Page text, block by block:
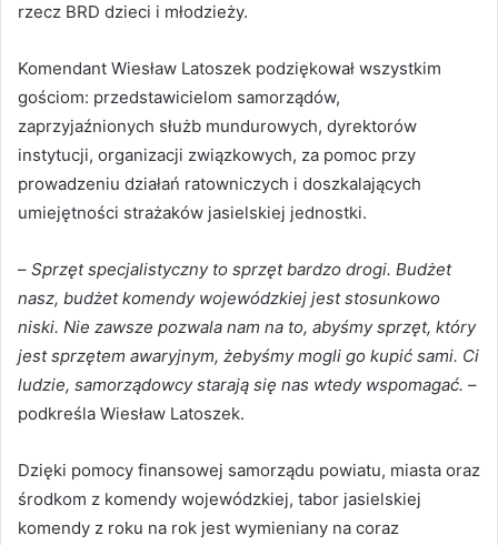
rzecz BRD dzieci i młodzieży.
Komendant Wiesław Latoszek podziękował wszystkim
gościom: przedstawicielom samorządów,
zaprzyjaźnionych służb mundurowych, dyrektorów
instytucji, organizacji związkowych, za pomoc przy
prowadzeniu działań ratowniczych i doszkalających
umiejętności strażaków jasielskiej jednostki.
– Sprzęt specjalistyczny to sprzęt bardzo drogi. Budżet
nasz, budżet komendy wojewódzkiej jest stosunkowo
niski. Nie zawsze pozwala nam na to, abyśmy sprzęt, który
jest sprzętem awaryjnym, żebyśmy mogli go kupić sami. Ci
ludzie, samorządowcy starają się nas wtedy wspomagać. –
podkreśla Wiesław Latoszek.
Dzięki pomocy finansowej samorządu powiatu, miasta oraz
środkom z komendy wojewódzkiej, tabor jasielskiej
komendy z roku na rok jest wymieniany na coraz